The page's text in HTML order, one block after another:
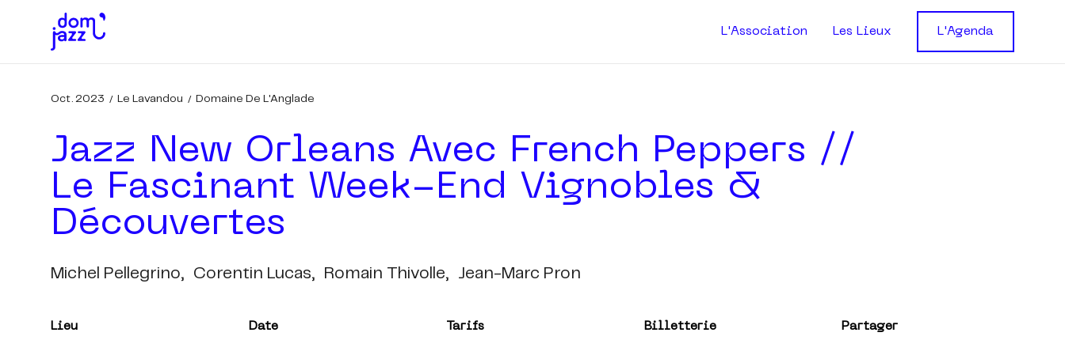
L'Association Les Lieux L'Agenda
Oct. 2023 Le Lavandou Domaine De L'Anglade
Jazz New Orleans Avec French Peppers //
Le Fascinant Week-End Vignobles &
Découvertes
Michel Pellegrino, Corentin Lucas, Romain Thivolle, Jean-Marc Pron
Lieu Date Tarifs Billetterie Partager